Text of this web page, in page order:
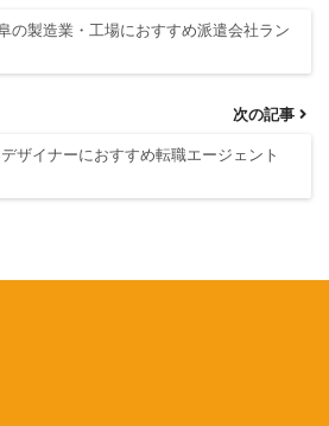
の製造業・工場におすすめ派遣会社ラン
次の記事
ザイナーにおすすめ転職エージェント